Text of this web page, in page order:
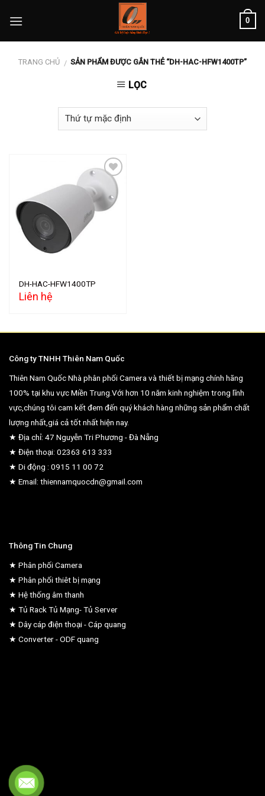
0
TRANG CHỦ / SẢN PHẨM ĐƯỢC GẮN THẺ “DH-HAC-HFW1400TP”
LỌC
Add to
wishlist
DH-HAC-HFW1400TP
Liên hệ
Công ty TNHH Thiên Nam Quốc
Thiên Nam Quốc Nhà phân phối Camera và thiết bị mạng chính hãng
100% tại khu vực Miền Trung.Với hơn 10 năm kinh nghiệm trong lĩnh
vực,chúng tôi cam kết đem đến quý khách hàng những sản phẩm chất
lượng nhất,giá cả tốt nhất hiện nay.
★ Địa chỉ: 47 Nguyễn Tri Phương - Đà Nẵng
★ Điện thoại: 02363 613 333
★ Di động : 0915 11 00 72
★ Email: thiennamquocdn@gmail.com
Thông Tin Chung
★ Phân phối Camera
★ Phân phối thiêt bị mạng
★ Hệ thống âm thanh
★ Tủ Rack Tủ Mạng- Tủ Server
★ Dây cáp điện thoại - Cáp quang
★ Converter - ODF quang